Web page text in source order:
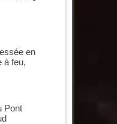
en
à feu,
Pont